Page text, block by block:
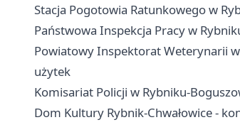
Stacja Pogotowia Ratunkowego w
Państwowa Inspekcja Pracy w
Powiatowy Inspektorat Weterynarii
użytek
Komisariat Policji w Rybniku-
Dom Kultury Rybnik-Chwałowice -